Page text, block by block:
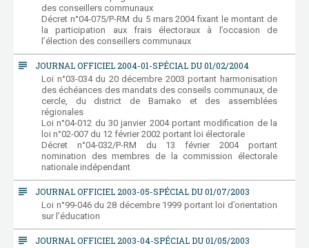
des conseillers communaux
Décret n°04-075/P-RM du 5 mars 2004 fixant le montant de
la participation aux frais électoraux à l’occasion de
l’élection des conseillers communaux
subject JOURNAL OFFICIEL 2004-01-SPÉCIAL DU 01/02/2004
Loi n°03-034 du 20 décembre 2003 portant harmonisation
des échéances des mandats des conseils communaux, de
cercle, du district de Bamako et des assemblées
régionales
Loi n°04-012 du 30 janvier 2004 portant modification de la
loi n°02-007 du 12 février 2002 portant loi électorale
Décret n°04-032/P-RM du 13 février 2004 portant
nomination des membres de la commission électorale
nationale indépendant
subject JOURNAL OFFICIEL 2003-05-SPÉCIAL DU 01/07/2003
Loi n°99-046 du 28 décembre 1999 portant loi d’orientation
sur l’éducation
subject JOURNAL OFFICIEL 2003-04-SPÉCIAL DU 01/05/2003